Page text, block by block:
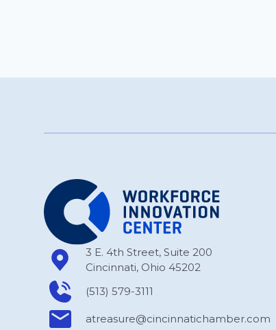
3 E. 4th Street, Suite 200
Cincinnati, Ohio 45202
(513) 579-3111
atreasure​@cincinnatichamber​.com